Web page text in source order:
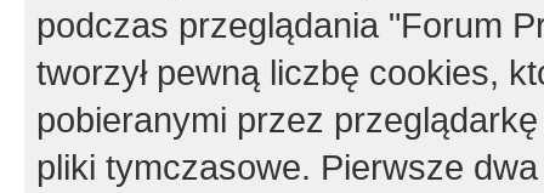
podczas przeglądania "Forum
tworzył pewną liczbę cookies,
pobieranymi przez
pliki tymczasowe. Pierwsze